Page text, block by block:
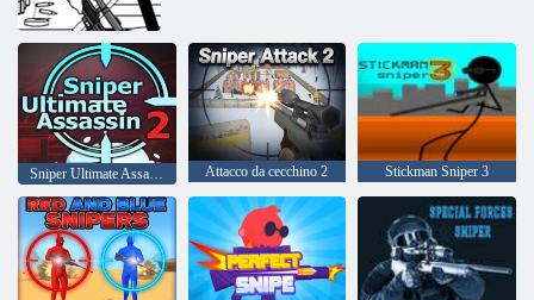
Sniper Ultimate Assassin 2 Attacco da cecchino 2 Stickman Sniper 3